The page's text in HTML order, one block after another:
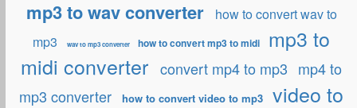
mp3 to wav converter
how to convert wav to
mp3
wav to mp3 converter how to convert mp3 to midi
mp3 to
midi converter convert mp4 to mp3 mp4 to
mp3 converter
how to convert video to mp3
video to